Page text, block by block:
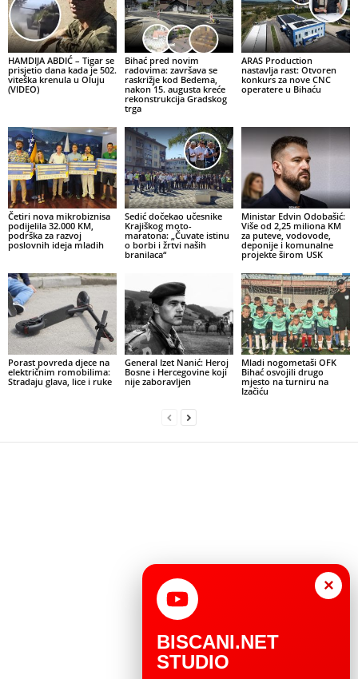
HAMDIJA ABDIĆ – Tigar se
prisjetio dana kada je 502.
viteška krenula u Oluju
(VIDEO)
Bihać pred novim
radovima: završava se
raskrižje kod Bedema,
nakon 15. augusta kreće
rekonstrukcija Gradskog
trga
ARAS Production
nastavlja rast: Otvoren
konkurs za nove CNC
operatere u Bihaću
Četiri nova mikrobiznisa
podijelila 32.000 KM,
podrška za razvoj
poslovnih ideja mladih
Sedić dočekao učesnike
Krajiškog moto-
maratona: „Čuvate istinu
o borbi i žrtvi naših
branilaca“
Ministar Edvin Odobašić:
Više od 2,25 miliona KM
za puteve, vodovode,
deponije i komunalne
projekte širom USK
Porast povreda djece na
električnim romobilima:
Stradaju glava, lice i ruke
General Izet Nanić: Heroj
Bosne i Hercegovine koji
nije zaboravljen
Mladi nogometaši OFK
Bihać osvojili drugo
mjesto na turniru na
Izačiću
×
BISCANI.NET
STUDIO